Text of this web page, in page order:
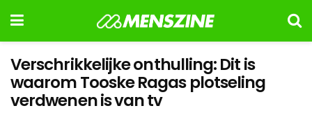
Verschrikkelijke onthulling: Dit is
waarom Tooske Ragas plotseling
verdwenen is van tv